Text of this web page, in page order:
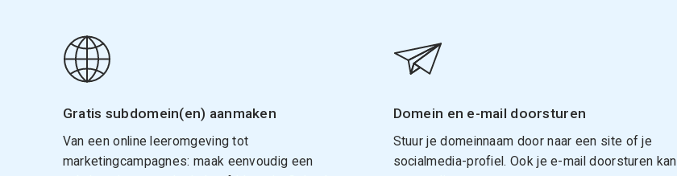
Gratis subdomein(en) aanmaken
Van een online leeromgeving tot
marketingcampagnes: maak eenvoudig een
Domein en e-mail doorsturen
Stuur je domeinnaam door naar een site of je
socialmedia-profiel. Ook je e-mail doorsturen kan